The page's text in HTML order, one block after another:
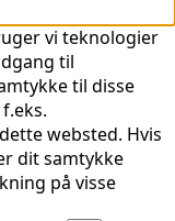
vi teknologier
til
til disse
websted. Hvis
dit samtykke
på visse